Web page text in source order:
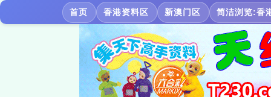
首页 香港资料区 新澳门区 简洁浏览:香